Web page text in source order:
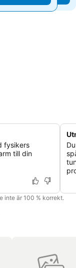
fysikers
till din
inte är 100 % korrekt.